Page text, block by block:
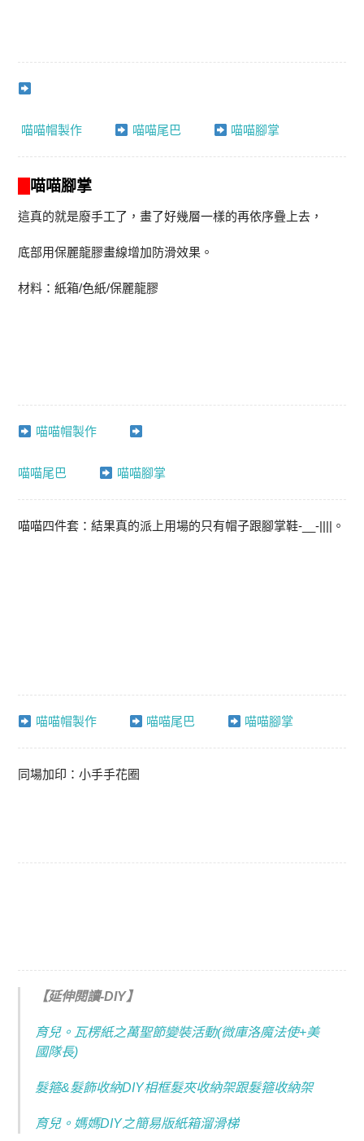
喵喵帽製作 喵喵尾巴 喵喵腳掌
喵喵腳掌
這真的就是廢手工了，畫了好幾層一樣的再依序疊上去，
底部用保麗龍膠畫線增加防滑效果。
材料：紙箱/色紙/保麗龍膠
喵喵帽製作
喵喵尾巴 喵喵腳掌
喵喵四件套：結果真的派上用場的只有帽子跟腳掌鞋-__-||||。
喵喵帽製作 喵喵尾巴 喵喵腳掌
同場加印：小手手花圈
【延伸閱讀-DIY】
育兒。瓦楞紙之萬聖節變裝活動(微庫洛魔法使+美
國隊長)
髮箍&髮飾收納DIY相框髮夾收納架跟髮箍收納架
育兒。媽媽DIY之簡易版紙箱溜滑梯